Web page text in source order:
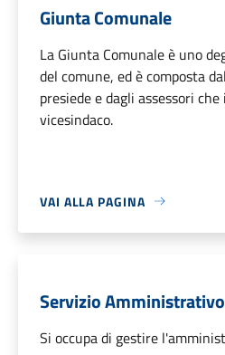
Giunta Comunale
La Giunta Comunale è uno
del comune, ed è composta
presiede e dagli assessori
vicesindaco.
VAI ALLA PAGINA
Servizio Amministrativo
Si occupa di gestire